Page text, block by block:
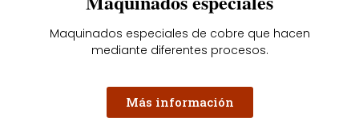
Maquinados especiales de cobre que hacen
mediante diferentes procesos.
Más información